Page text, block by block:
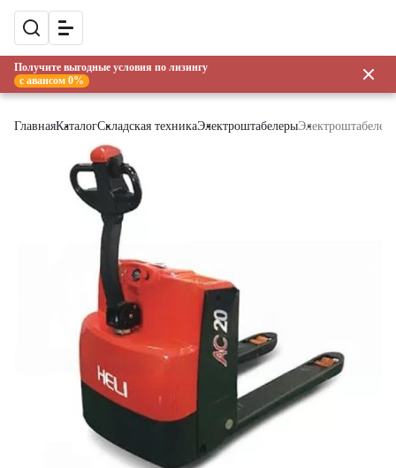
Получите выгодные условия по лизингу
с авансом 0%
ГлавнаяКаталогСкладская техникаЭлектроштабелеры